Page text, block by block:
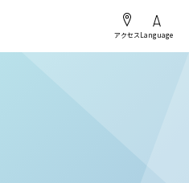
アクセスLanguage